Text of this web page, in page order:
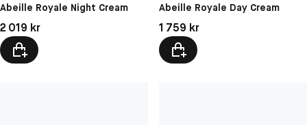
Abeille Royale Night Cream
Pris: 2 019 kr
2 019 kr
Abeille Royale Day Cream
Pris: 1 759 kr
1 759 kr